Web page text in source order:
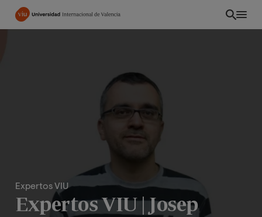
Pasar
Expertos VIU
Expertos VIU | Josep